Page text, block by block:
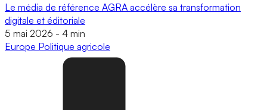
Le média de référence AGRA accélère sa transformation
digitale et éditoriale
5 mai 2026 - 4 min
Europe Politique agricole